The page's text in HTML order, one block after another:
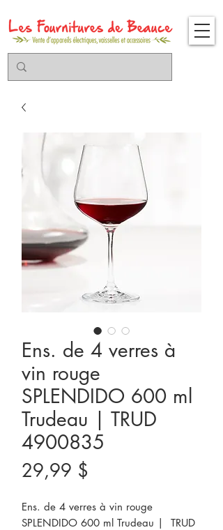
Ens. de 4 verres à
vin rouge
SPLENDIDO 600 ml
Trudeau | TRUD
4900835
29,99 $
Ens. de 4 verres à vin rouge
SPLENDIDO 600 ml Trudeau |  TRUD